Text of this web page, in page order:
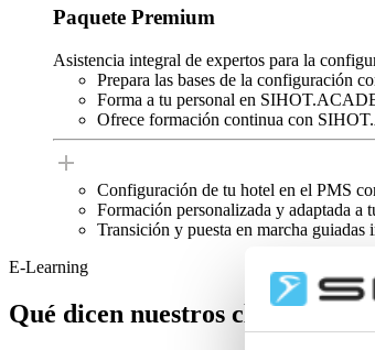
Paquete Premium
Asistencia integral de expertos para la
Prepara las bases de la configuración
Forma a tu personal en
Ofrece formación continua con
Configuración de tu hotel en el PMS
Formación personalizada y adaptada a
Transición y puesta en marcha
E-Learning
Qué dicen nuestros clientes